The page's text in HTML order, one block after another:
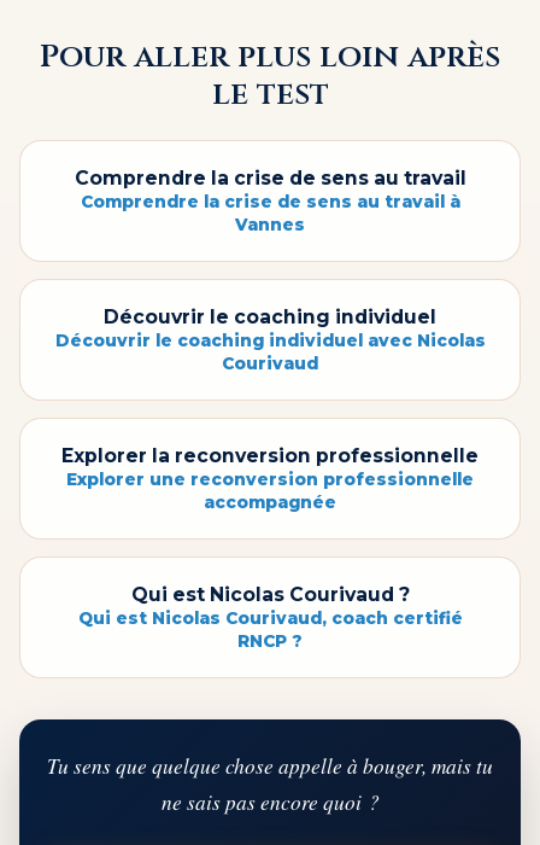
Pour aller plus loin après
le test
Comprendre la crise de sens au travail
Comprendre la crise de sens au travail à
Vannes
Découvrir le coaching individuel
Découvrir le coaching individuel avec Nicolas
Courivaud
Explorer la reconversion professionnelle
Explorer une reconversion professionnelle
accompagnée
Qui est Nicolas Courivaud ?
Qui est Nicolas Courivaud, coach certifié
RNCP ?
Tu sens que quelque chose appelle à bouger, mais tu
ne sais pas encore quoi ?